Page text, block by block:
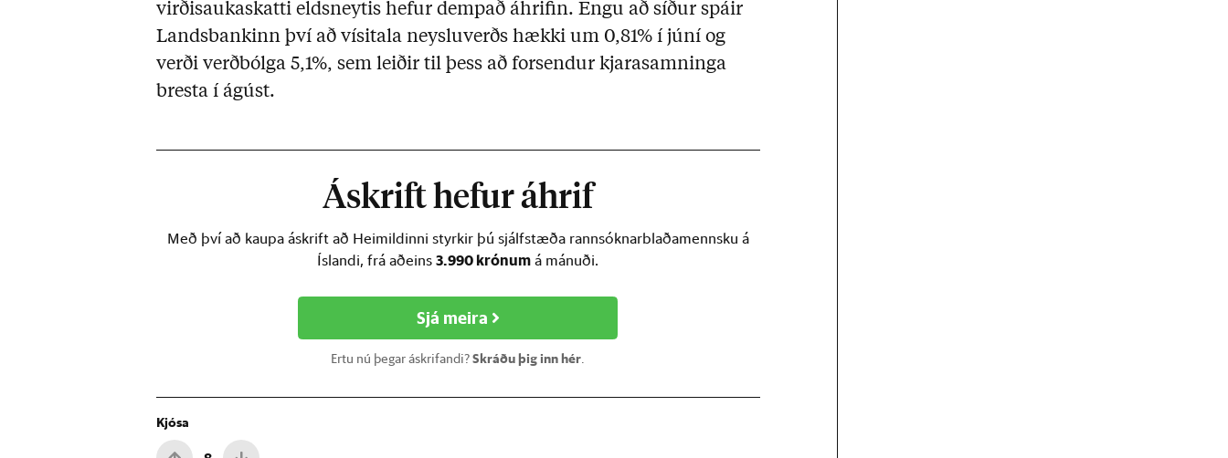
virðisaukaskatti eldsneytis hefur dempað áhrifin. Engu að síður spáir
Landsbankinn því að vísitala neysluverðs hækki um 0,81% í júní og
verði verðbólga 5,1%, sem leiðir til þess að forsendur kjarasamninga
bresta í ágúst.
Áskrift hefur áhrif
Með því að kaupa áskrift að Heimildinni styrkir þú sjálfstæða rannsóknarblaðamennsku á
Íslandi, frá aðeins3.990 krónum á mánuði.
Sjá meira
Ertu nú þegar áskrifandi?Skráðu þig inn hér.
Kjósa